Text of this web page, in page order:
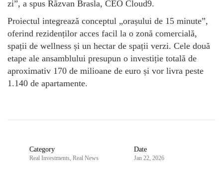
zi”, a spus Răzvan Brasla, CEO Cloud9.
Proiectul integrează conceptul „orașului de 15 minute”,
oferind rezidenților acces facil la o zonă comercială,
spații de wellness și un hectar de spații verzi. Cele două
etape ale ansamblului presupun o investiție totală de
aproximativ 170 de milioane de euro și vor livra peste
1.140 de apartamente.
Category
Real Investments Real News
Date
Jan 22, 2026